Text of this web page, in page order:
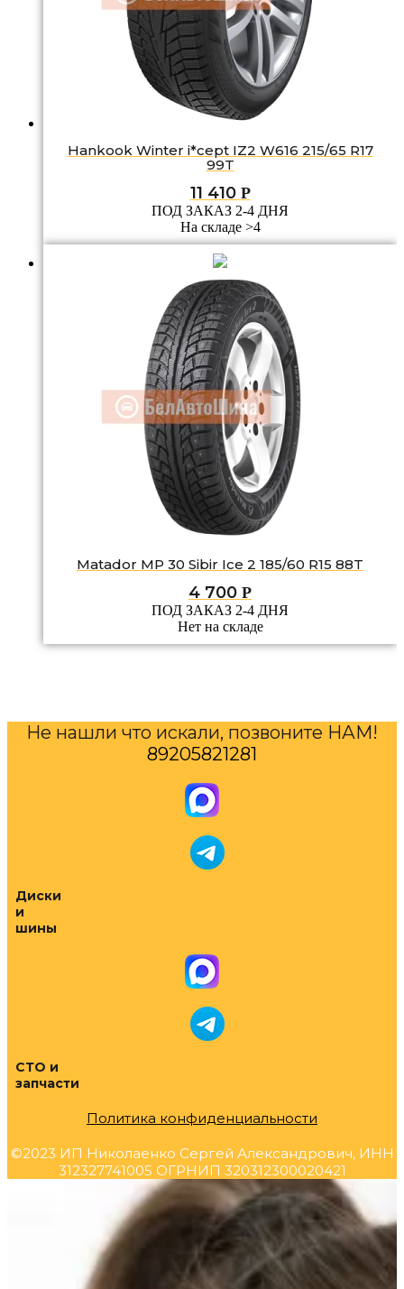
Hankook Winter i*cept IZ2 W616 215/65 R17
99T
11 410 Р
ПОД ЗАКАЗ 2-4 ДНЯ
На складе >4
Matador MP 30 Sibir Ice 2 185/60 R15 88T
4 700 Р
ПОД ЗАКАЗ 2-4 ДНЯ
Нет на складе
Не нашли что искали, позвоните НАМ!
89205821281
Диски
и
шины
СТО и
запчасти
Политика конфиденциальности
©2023 ИП Николаенко Сергей Александрович, ИНН
312327741005 ОГРНИП 320312300020421